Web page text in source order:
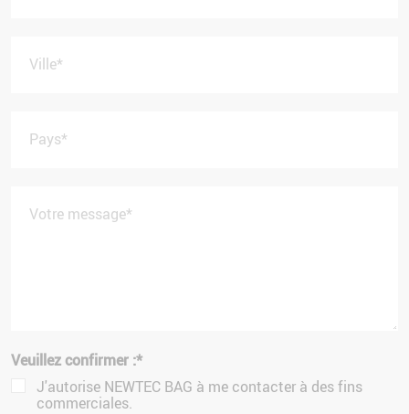
Ville*
Pays*
Votre message*
Veuillez confirmer :*
J'autorise NEWTEC BAG à me contacter à des fins
commerciales.